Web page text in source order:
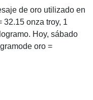
de oro utilizado en
32.15 onza troy, 1
Hoy, sábado
oro =